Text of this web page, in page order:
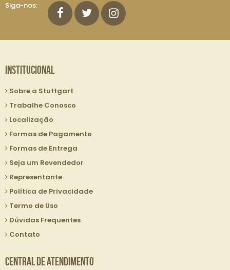
E-
Siga-nos:
Institucional
Sobre a Stuttgart
Trabalhe Conosco
Localização
Formas de Pagamento
Formas de Entrega
Seja um Revendedor
Representante
Política de Privacidade
Termo de Uso
Dúvidas Frequentes
Contato
Central de Atendimento